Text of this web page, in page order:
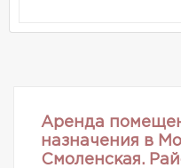
Аренда
назначения в
Смоленская.